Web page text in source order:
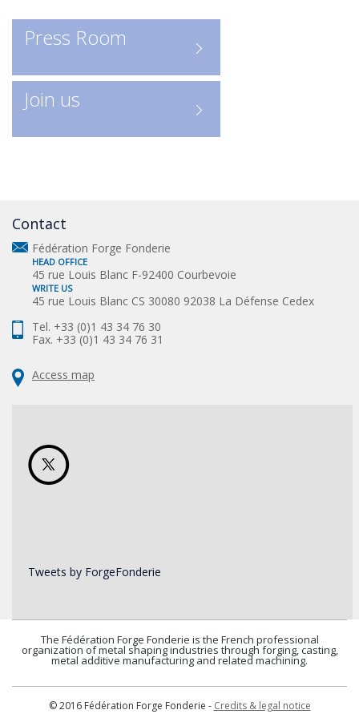
Press Room
Join us
Contact
Fédération Forge Fonderie
HEAD OFFICE
45 rue Louis Blanc F-92400 Courbevoie
WRITE US
45 rue Louis Blanc CS 30080 92038 La Défense Cedex
Tel. +33 (0)1 43 34 76 30
Fax. +33 (0)1 43 34 76 31
Access map
Tweets by ForgeFonderie
The Fédération Forge Fonderie is the French professional
organization of metal shaping industries through forging, casting,
metal additive manufacturing and related machining.
© 2016 Fédération Forge Fonderie - Credits & legal notice